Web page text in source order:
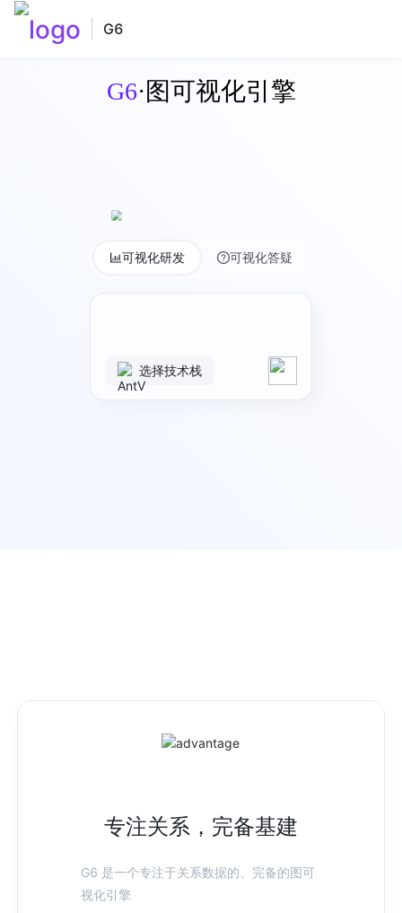
G6
G6·图可视化引擎
可视化研发 可视化答疑
选择技术栈
专注关系，完备基建
G6 是一个专注于关系数据的、完备的图可
视化引擎